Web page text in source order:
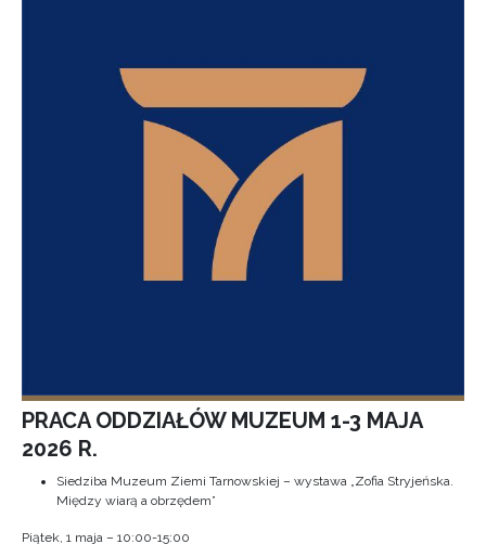
PRACA ODDZIAŁÓW MUZEUM 1-3 MAJA
2026 R.
Siedziba Muzeum Ziemi Tarnowskiej – wystawa „Zofia Stryjeńska.
Między wiarą a obrzędem”
Piątek, 1 maja – 10:00-15:00